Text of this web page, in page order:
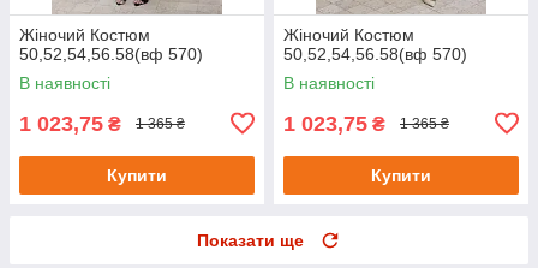
Жіночий Костюм
50,52,54,56.58(вф 570)
В наявності
1 023,75 ₴ 1 365 ₴
Купити
Жіночий Костюм
50,52,54,56.58(вф 570)
В наявності
1 023,75 ₴ 1 365 ₴
Купити
Показати ще